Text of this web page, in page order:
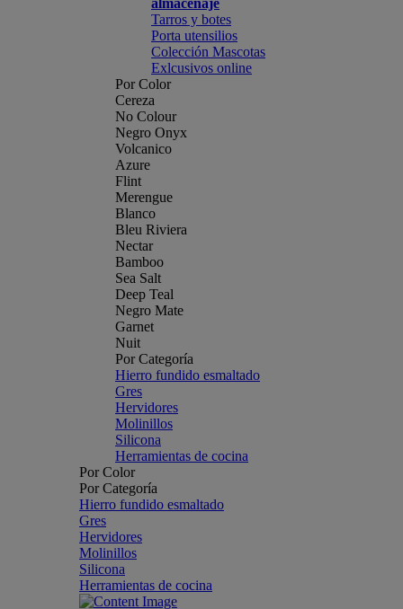
almacenaje
Tarros y botes
Porta utensilios
Colección Mascotas
Exlcusivos online
Por Color
Cereza
No Colour
Negro Onyx
Volcanico
Azure
Flint
Merengue
Blanco
Bleu Riviera
Nectar
Bamboo
Sea Salt
Deep Teal
Negro Mate
Garnet
Nuit
Por Categoría
Hierro fundido esmaltado
Gres
Hervidores
Molinillos
Silicona
Herramientas de cocina
Por Color
Por Categoría
Hierro fundido esmaltado
Gres
Hervidores
Molinillos
Silicona
Herramientas de cocina